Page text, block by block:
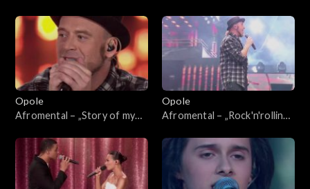
Koncert „SuperJedynki”
Koncert „SuperJedynki”
Opole
Afromental – „Story of my
„SuperJedynki”
Opole
Afromental – „Rock'n'rolling
„SuperJedynki”